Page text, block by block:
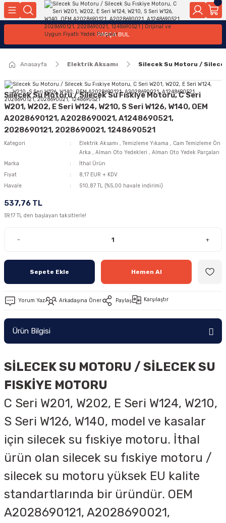
Geri Dön
Parçaları
Geri Dön
Geri Dön
Motor Elektrik
Ateşleme Buji Bobin Buji Kablosu
Alternatör Marş Motoru
Geri Dön
Geri Dön
Geri Dön
Kollar
Geri Dön
Sistemleri
Geri Dön
Ön Arka
Geri Dön
PARÇA BUL
Anasayfa Elektrik Aksamı Silecek Su Motoru /
Silecek Su Motoru / Silecek Su Fıskiye Motoru, C Seri
W201, W202, E Seri W124, W210, S Seri W126, W140, OEM
A2028690121, A2028690021, A1248690521,
2028690121, 2028690021, 1248690521
Kategori Elektrik Aksamı , Temizleme Yıkama , Cam Temizleme Ön
Arka , Alman Oto Yedekleri , Alman Oto Yedek Parçaları
Marka
İthal Ürün
Fiyat
8,17 EUR + KDV
Havale
510,87 TL (%5,00 havale indirimi)
537,76 TL
59,17 TL den başlayan taksitlerle!
- +
Sepete Ekle Hemen Al
Yorum Yaz Arkadaşına Öner Paylaş Karşılaştır
Ürün Bilgisi
SİLECEK SU MOTORU / SİLECEK SU
FISKİYE MOTORU
C Seri W201, W202, E Seri W124, W210,
S Seri W126, W140, model ve kasalar
için silecek su fıskiye motoru. İthal
ürün olan silecek su fıskiye motoru /
silecek su motoru yüksek EU kalite
standartlarında bir üründür. OEM
A2028690121, A2028690021,